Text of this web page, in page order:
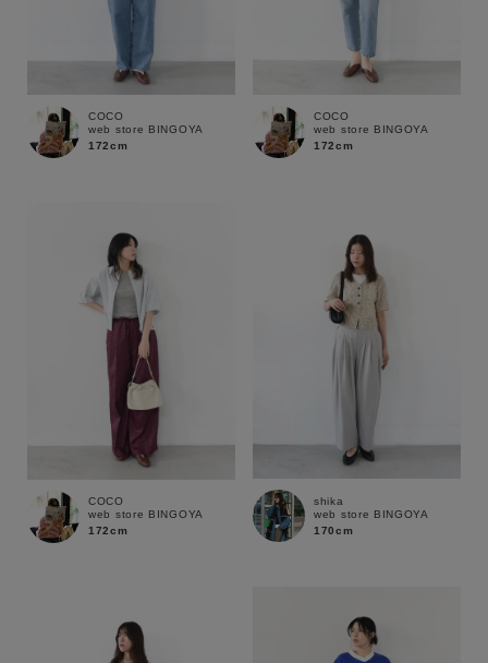
COCO
web store BINGOYA
172cm
COCO
web store BINGOYA
172cm
COCO
web store BINGOYA
172cm
shika
web store BINGOYA
170cm